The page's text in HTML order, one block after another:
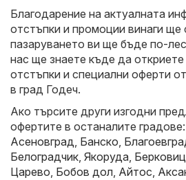
Благодарение на актуалната
отстъпки и промоции винаги ще
пазаруването ви ще бъде по-
нас ще знаете къде да
отстъпки и специални оферти
в град Годеч.
Ако търсите други изгодни
офертите в останалите градове:
Асеновград, Банско,
Белоградчик, Якоруда,
Царево, Бобов дол, Айтос,